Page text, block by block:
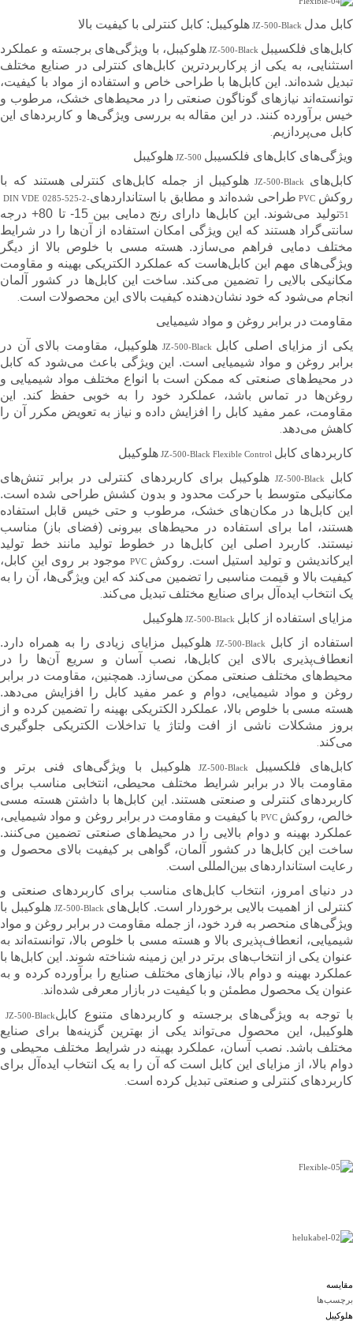
کابل مدل JZ-500-Black هلوکیبل: کابل کنترلی با کیفیت بالا
کابل‌های فلکسیبل JZ-500-Blackهلوکیبل، با ویژگی‌های برجسته و عملکرد
استثنایی، به یکی از پرکاربردترین کابل‌های کنترلی در صنایع مختلف
تبدیل شده‌اند. این کابل‌ها با طراحی خاص و استفاده از مواد با کیفیت،
توانسته‌اند نیازهای گوناگون صنعتی را در محیط‌های خشک، مرطوب و
خیس برآورده کنند. در این مقاله به بررسی ویژگی‌ها و کاربردهای این
کابل می‌پردازیم
ویژگی‌های کابل‌های فلکسیبل JZ-500 هلوکیبل
کابل‌های JZ-500-Black هلوکیبل از جمله کابل‌های کنترلی هستند که با
روکش PVC طراحی شده‌اند و مطابق با استانداردهایDIN VDE 0285-525-2-
51
تولید می‌شوند. این کابل‌ها دارای رنج دمایی بین 15- تا 80+ درجه
سانتی‌گراد هستند که این ویژگی امکان استفاده از آن‌ها را در شرایط
مختلف دمایی فراهم می‌سازد. هسته مسی با خلوص بالا از دیگر
ویژگی‌های مهم این کابل‌هاست که عملکرد الکتریکی بهینه و مقاومت
مکانیکی بالایی را تضمین می‌کند. ساخت این کابل‌ها در کشور آلمان
انجام می‌شود که خود نشان‌دهنده کیفیت بالای این محصولات است
مقاومت در برابر روغن و مواد شیمیایی
یکی از مزایای اصلی کابل JZ-500-Blackهلوکیبل، مقاومت بالای آن در
برابر روغن و مواد شیمیایی است. این ویژگی باعث می‌شود که کابل
در محیط‌های صنعتی که ممکن است با انواع مختلف مواد شیمیایی و
روغن‌ها در تماس باشد، عملکرد خود را به خوبی حفظ کند. این
مقاومت، عمر مفید کابل را افزایش داده و نیاز به تعویض مکرر آن را
کاهش می‌دهد
کاربردهای کابل JZ-500-Black Flexible Control هلوکیبل
کابل JZ-500-Blackهلوکیبل برای کاربردهای کنترلی در برابر تنش‌های
مکانیکی متوسط با حرکت محدود و بدون کشش طراحی شده است.
این کابل‌ها در مکان‌های خشک، مرطوب و حتی خیس قابل استفاده
هستند، اما برای استفاده در محیط‌های بیرونی (فضای باز) مناسب
نیستند. کاربرد اصلی این کابل‌ها در خطوط تولید مانند خط تولید
ایرکاندیشن و تولید استیل است. روکش PVC موجود بر روی این کابل،
کیفیت بالا و قیمت مناسبی را تضمین می‌کند که این ویژگی‌ها، آن را به
یک انتخاب ایده‌آل برای صنایع مختلف تبدیل می‌کند
مزایای استفاده از کابل JZ-500-Black هلوکیبل
استفاده از کابل JZ-500-Blackهلوکیبل مزایای زیادی را به همراه دارد.
انعطاف‌پذیری بالای این کابل‌ها، نصب آسان و سریع آن‌ها را در
محیط‌های مختلف صنعتی ممکن می‌سازد. همچنین، مقاومت در برابر
روغن و مواد شیمیایی، دوام و عمر مفید کابل را افزایش می‌دهد.
هسته مسی با خلوص بالا، عملکرد الکتریکی بهینه را تضمین کرده و از
بروز مشکلات ناشی از افت ولتاژ یا تداخلات الکتریکی جلوگیری
می‌کند
کابل‌های فلکسیبل JZ-500-Blackهلوکیبل با ویژگی‌های فنی برتر و
مقاومت بالا در برابر شرایط مختلف محیطی، انتخابی مناسب برای
کاربردهای کنترلی و صنعتی هستند. این کابل‌ها با داشتن هسته مسی
خالص، روکش PVC با کیفیت و مقاومت در برابر روغن و مواد شیمیایی،
عملکرد بهینه و دوام بالایی را در محیط‌های صنعتی تضمین می‌کنند.
ساخت این کابل‌ها در کشور آلمان، گواهی بر کیفیت بالای محصول و
رعایت استانداردهای بین‌المللی است
در دنیای امروز، انتخاب کابل‌های مناسب برای کاربردهای صنعتی و
کنترلی از اهمیت بالایی برخوردار است. کابل‌های JZ-500-Blackهلوکیبل با
ویژگی‌های منحصر به فرد خود، از جمله مقاومت در برابر روغن و مواد
شیمیایی، انعطاف‌پذیری بالا و هسته مسی با خلوص بالا، توانسته‌اند به
عنوان یکی از انتخاب‌های برتر در این زمینه شناخته شوند. این کابل‌ها با
عملکرد بهینه و دوام بالا، نیازهای مختلف صنایع را برآورده کرده و به
عنوان یک محصول مطمئن و با کیفیت در بازار معرفی شده‌اند
با توجه به ویژگی‌های برجسته و کاربردهای متنوع کابلJZ-500-Black
هلوکیبل، این محصول می‌تواند یکی از بهترین گزینه‌ها برای صنایع
مختلف باشد. نصب آسان، عملکرد بهینه در شرایط مختلف محیطی و
دوام بالا، از مزایای این کابل است که آن را به یک انتخاب ایده‌آل برای
کاربردهای کنترلی و صنعتی تبدیل کرده است
مقایسه
برچسب‌ها
هلوکیبل